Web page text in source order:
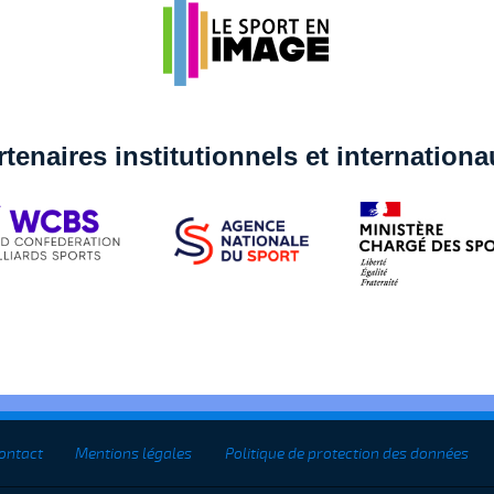
institutionnels et
Mentions légales Politique de protection des données